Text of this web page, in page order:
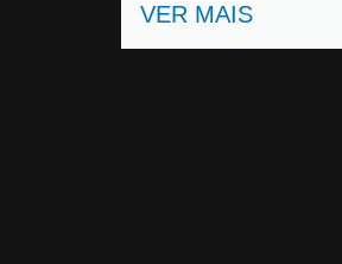
VER MAIS